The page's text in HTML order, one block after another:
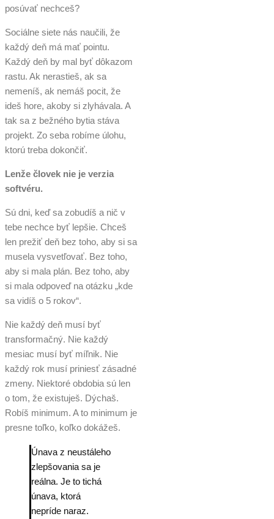
posúvať nechceš?
Sociálne siete nás naučili, že
každý deň má mať pointu.
Každý deň by mal byť dôkazom
rastu. Ak nerastieš, ak sa
nemeníš, ak nemáš pocit, že
ideš hore, akoby si zlyhávala. A
tak sa z bežného bytia stáva
projekt. Zo seba robíme úlohu,
ktorú treba dokončiť.
Lenže človek nie je verzia
softvéru.
Sú dni, keď sa zobudíš a nič v
tebe nechce byť lepšie. Chceš
len prežiť deň bez toho, aby si sa
musela vysvetľovať. Bez toho,
aby si mala plán. Bez toho, aby
si mala odpoveď na otázku „kde
sa vidíš o 5 rokov“.
Nie každý deň musí byť
transformačný. Nie každý
mesiac musí byť míľnik. Nie
každý rok musí priniesť zásadné
zmeny. Niektoré obdobia sú len
o tom, že existuješ. Dýchaš.
Robíš minimum. A to minimum je
presne toľko, koľko dokážeš.
Únava z neustáleho
zlepšovania sa je
reálna. Je to tichá
únava, ktorá
nepríde naraz.